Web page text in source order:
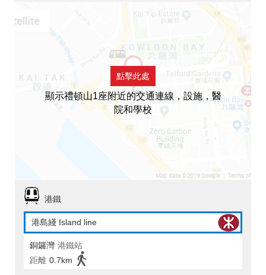
點擊此處
顯示禮頓山1座附近的交通連線，設施，醫
院和學校
港鐵
港島綫 Island line
銅鑼灣 港鐵站
距離 0.7km